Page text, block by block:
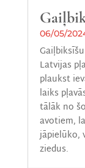
06/05/
Latvijas
plaukst
laiks
tālāk no
avotiem,
jāpielūko,
ziedus.